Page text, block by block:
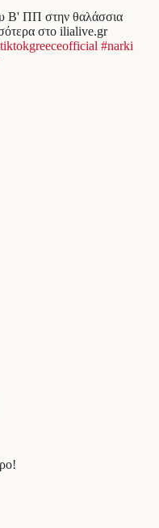
Β' ΠΠ στην θαλάσσια
στο ilialive.gr
#narki